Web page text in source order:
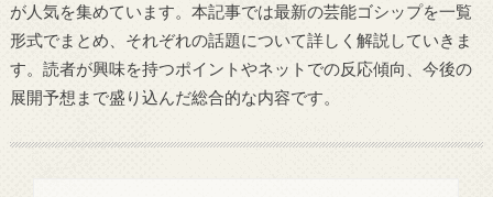
が人気を集めています。本記事では最新の芸能ゴシップを一覧
形式でまとめ、それぞれの話題について詳しく解説していきま
す。読者が興味を持つポイントやネットでの反応傾向、今後の
展開予想まで盛り込んだ総合的な内容です。